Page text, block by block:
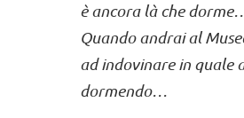
è ancora là che
Quando andrai al
ad indovinare in quale
dormendo…